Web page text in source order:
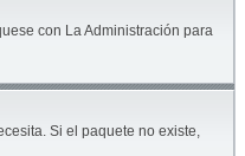
con La Administración para
Si el paquete no existe,